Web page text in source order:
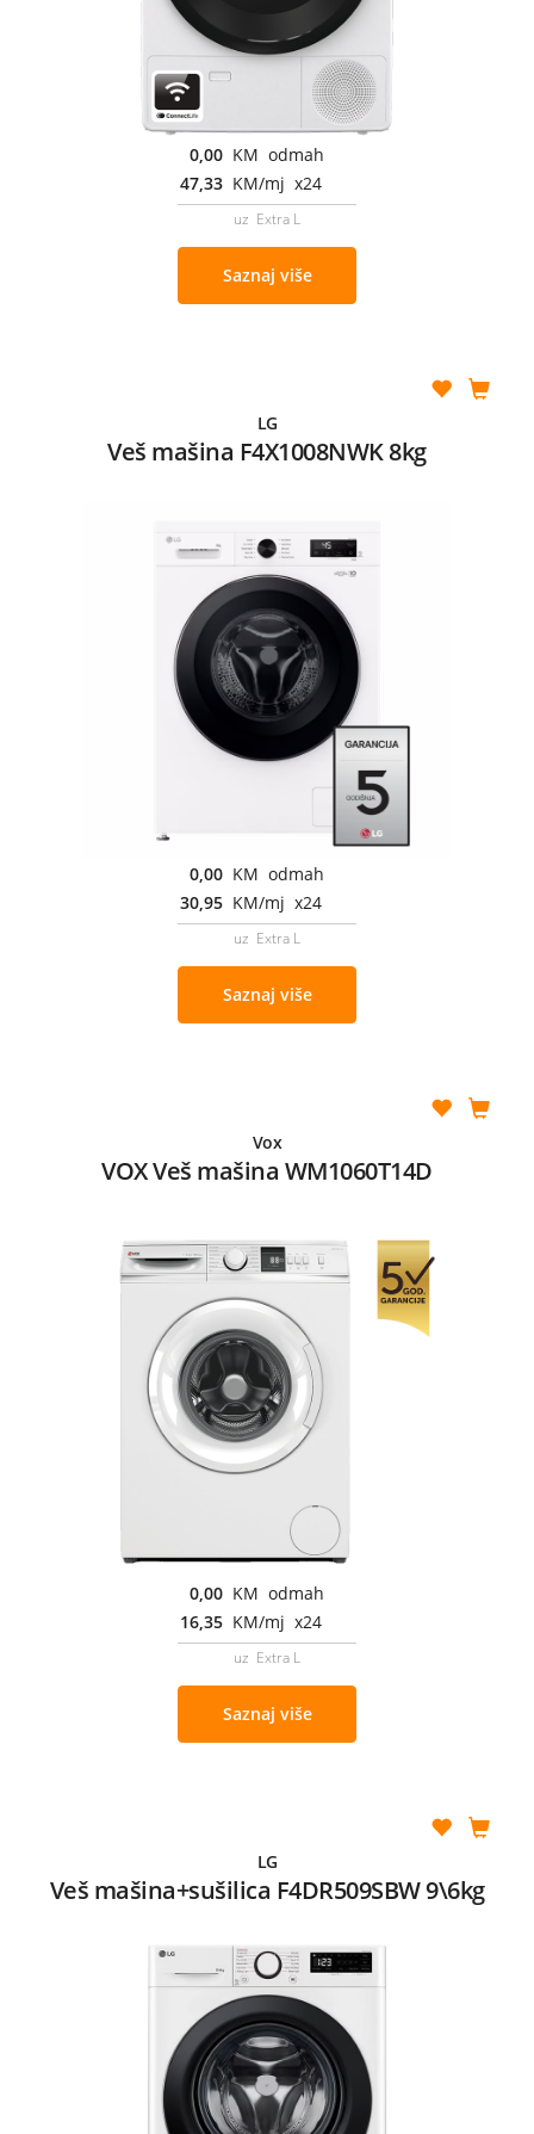
0,00 KM odmah
47,33 KM/mj x24
uz Extra L
Saznaj više
LG
Veš mašina F4X1008NWK 8kg
0,00 KM odmah
30,95 KM/mj x24
uz Extra L
Saznaj više
Vox
VOX Veš mašina WM1060T14D
0,00 KM odmah
16,35 KM/mj x24
uz Extra L
Saznaj više
LG
Veš mašina+sušilica F4DR509SBW 9\6kg